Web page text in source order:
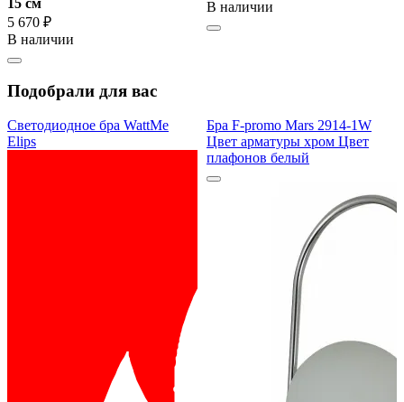
5 670 ₽
В наличии
В наличии
Подобрали для вас
Светодиодное бра WattMe
Elips
Бра F-promo Mars 2914-1W
Цвет арматуры хром Цвет
плафонов белый